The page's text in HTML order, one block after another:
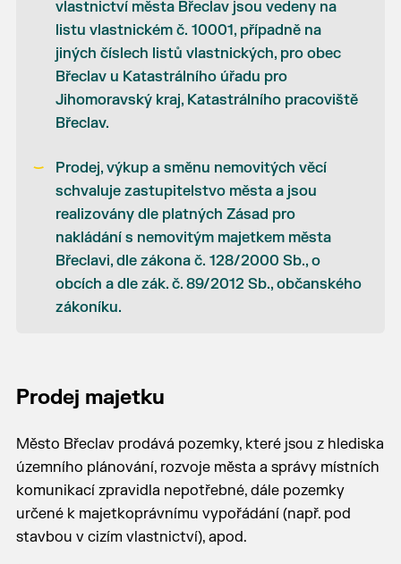
vlastnictví města Břeclav jsou vedeny na
listu vlastnickém č. 10001, případně na
jiných číslech listů vlastnických, pro obec
Břeclav u Katastrálního úřadu pro
Jihomoravský kraj, Katastrálního pracoviště
Břeclav.
Prodej, výkup a směnu nemovitých věcí
schvaluje zastupitelstvo města a jsou
realizovány dle platných Zásad pro
nakládání s nemovitým majetkem města
Břeclavi, dle zákona č. 128/2000 Sb., o
obcích a dle zák. č. 89/2012 Sb., občanského
zákoníku.
Prodej majetku
Město Břeclav prodává pozemky, které jsou z hlediska
územního plánování, rozvoje města a správy místních
komunikací zpravidla nepotřebné, dále pozemky
určené k majetkoprávnímu vypořádání (např. pod
stavbou v cizím vlastnictví), apod.